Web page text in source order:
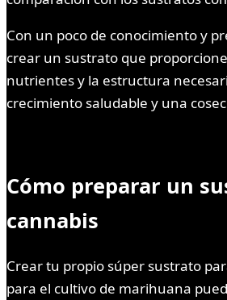
Con un poco de conocimiento y
crear un sustrato que
nutrientes y la estructura
crecimiento saludable y una
Cómo preparar un
cannabis
Crear tu propio súper sustrato
para el cultivo de marihuana